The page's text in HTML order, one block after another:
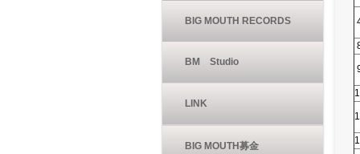
BIG MOUTH RECORDS
BM Studio
LINK
BIG MOUTH募金